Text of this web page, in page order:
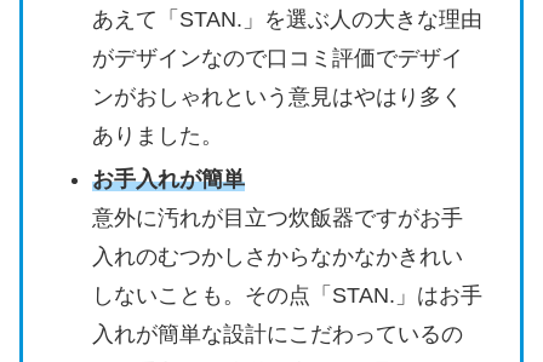
あえて「STAN.」を選ぶ人の大きな理由
がデザインなので口コミ評価でデザイ
ンがおしゃれという意見はやはり多く
ありました。
お手入れが簡単
意外に汚れが目立つ炊飯器ですがお手
入れのむつかしさからなかなかきれい
しないことも。その点「STAN.」はお手
入れが簡単な設計にこだわっているの